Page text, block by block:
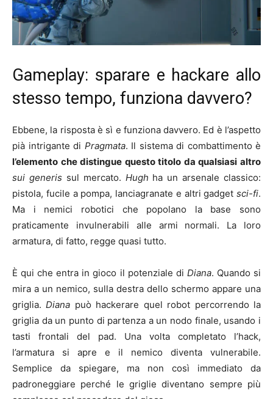
Gameplay: sparare e hackare allo
stesso tempo, funziona davvero?
Ebbene, la risposta è sì e funziona davvero. Ed è l’aspetto
pià intrigante di Pragmata. Il sistema di combattimento è
l’elemento che distingue questo titolo da qualsiasi altro
sui generis sul mercato. Hugh ha un arsenale classico:
pistola, fucile a pompa, lanciagranate e altri gadget sci-fi.
Ma i nemici robotici che popolano la base sono
praticamente invulnerabili alle armi normali. La loro
armatura, di fatto, regge quasi tutto.
È qui che entra in gioco il potenziale di Diana. Quando si
mira a un nemico, sulla destra dello schermo appare una
griglia.Diana può hackerare quel robot percorrendo la
griglia da un punto di partenza a un nodo finale, usando i
tasti frontali del pad. Una volta completato l’hack,
l’armatura si apre e il nemico diventa vulnerabile.
Semplice da spiegare, ma non così immediato da
padroneggiare perché le griglie diventano sempre più